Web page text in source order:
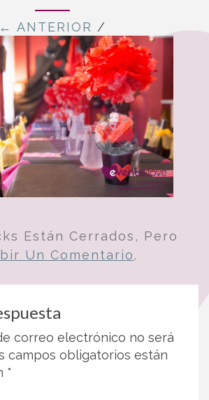
← ANTERIOR /
Están Cerrados, Pero
Un Comentario.
correo electrónico no será
campos obligatorios están
*